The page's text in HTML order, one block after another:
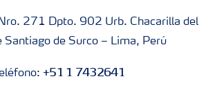
271 Dpto. 902 Urb. Chacarilla del
Santiago de Surco – Lima, Perú
+51 1 7432641